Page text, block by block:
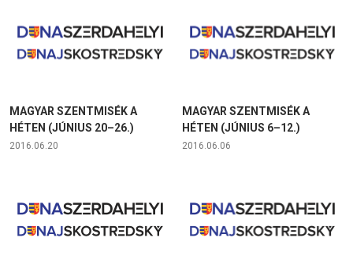
MAGYAR SZENTMISÉK A
HÉTEN (JÚNIUS 20–26.)
2016.06.20
MAGYAR SZENTMISÉK A
HÉTEN (JÚNIUS 6–12.)
2016.06.06